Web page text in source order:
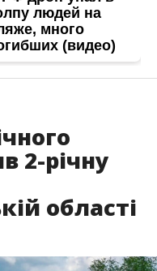
2-річну
області